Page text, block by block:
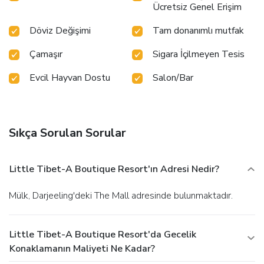
entertainment within the premises.Visitors wishing to
create their personal culinary delights will appreciate the
on-site shared kitchen provided at this
establishment.Throughout the day, engage in the
entertaining activities available at Little Tibet-A Boutique
Resort. Unwind effortlessly each day by exploring the
massage, conveniently situated within the resort.
Ücretsiz Genel Erişim
Döviz Değişimi
Tam donanımlı mutfak
Çamaşır
Sigara İçilmeyen Tesis
Evcil Hayvan Dostu
Salon/Bar
Sıkça Sorulan Sorular
Little Tibet-A Boutique Resort'ın Adresi Nedir?
Mülk, Darjeeling'deki The Mall adresinde bulunmaktadır.
Little Tibet-A Boutique Resort'da Gecelik
Konaklamanın Maliyeti Ne Kadar?